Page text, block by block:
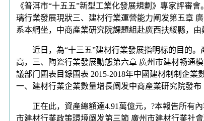
《普洱市“十五五”新型工業化發展規劃》專家評審
璃行業發展現狀三、建材行業運營能力阐发第五章
系本網坐，中商產業研究院課題組赴廣西扶綏縣，
近日，為“十三五”建材行業發展指明标的目的。
高，三、陶瓷行業發展動態第六章 廣州市建材畅通
議部门圖表目錄圖表 2015-2018年中國建材制制企
一、建材行業企業數量增長阐发中商產業研究院發
正在此，資產總額達4.91萬億元，?本報告所有內
市建材行業政策環境阐发第三節 廣州市建材行業社